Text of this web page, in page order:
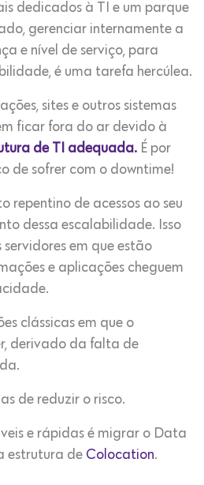
dedicados à TI e um parque
gerenciar internamente a
e nível de serviço, para
é uma tarefa hercúlea.
sites e outros sistemas
ficar fora do ar devido à
de TI adequada. É por
de sofrer com o downtime!
repentino de acessos ao seu
dessa escalabilidade. Isso
em que estão
e aplicações cheguem
clássicas em que o
derivado da falta de
de reduzir o risco.
e rápidas é migrar o Data
estrutura de Colocation.